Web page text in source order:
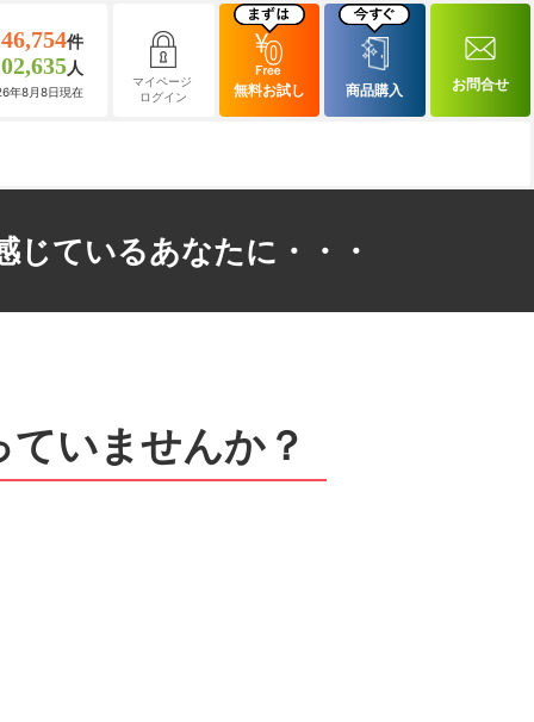
件
人
年8月8日現在
マイページ
ログイン
無料お試し 商品購入 お問合せ
じているあなたに・・・
ていませんか？